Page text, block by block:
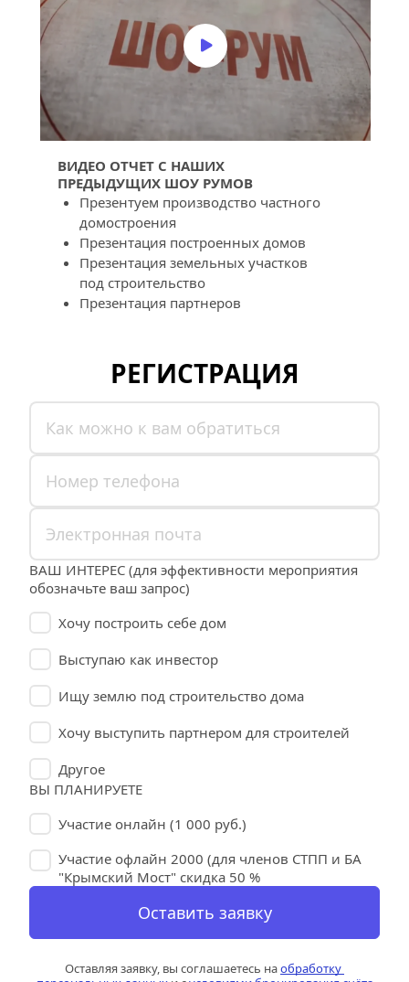
ВИДЕО ОТЧЕТ С НАШИХ
ПРЕДЫДУЩИХ ШОУ РУМОВ
Презентуем производство частного
домостроения
Презентация построенных домов
Презентация земельных участков
под строительство
Презентация партнеров
РЕГИСТРАЦИЯ
ВАШ ИНТЕРЕС (для эффективности мероприятия
обозначьте ваш запрос)
Хочу построить себе дом
Выступаю как инвестор
Ищу землю под строительство дома
Хочу выступить партнером для строителей
Другое
Участие онлайн (1 000 руб.)
Участие офлайн 2000 (для членов СТПП и БА
"Крымский Мост" скидка 50 %
Оставить заявку
Оставляя заявку, вы соглашаетесь на обработку